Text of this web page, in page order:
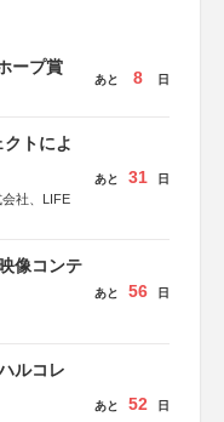
ープ賞
あと 8 日
トによ
社、LIFE
あと 31 日
像コンテ
あと 56 日
ルコレ
あと 52 日